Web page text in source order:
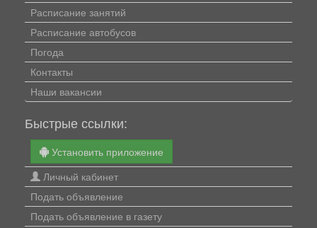
Расписание занятий
Расписание автобусов
Погода
Контакты
Наши вакансии
Быстрые ссылки:
Установить приложение
Личный кабинет
Подать объявление
Подать объявление в газету